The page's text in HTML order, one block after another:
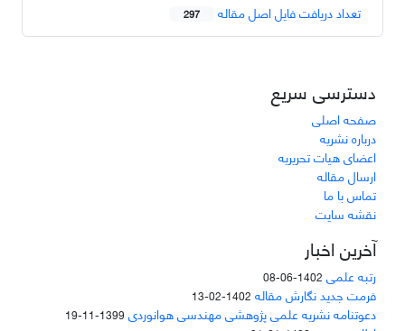
تعداد دریافت فایل اصل مقاله 297
دسترسی سریع
صفحه اصلی
درباره نشریه
اعضای هیات تحریریه
ارسال مقاله
تماس با ما
نقشه سایت
آخرین اخبار
رتبه علمی 1402-06-08
فرمت جدید نگارش مقاله 1402-02-13
دعوتنامه نشریه علمی پژوهشی مهندسی هوانوردی1399-11-19